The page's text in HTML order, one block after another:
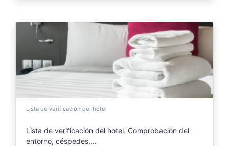
Lista de verificación del hotel
Lista de verificación del hotel. Comprobación del
entorno, céspedes,...